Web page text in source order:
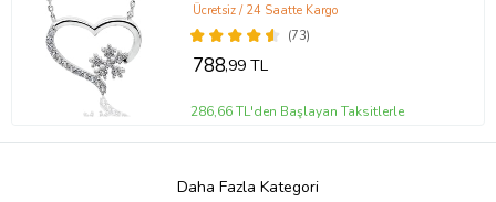
(73)
Ücretsiz / 24 Saatte Kargo
788,99 TL
286,66 TL'den Başlayan Taksitlerle
Daha Fazla Kategori